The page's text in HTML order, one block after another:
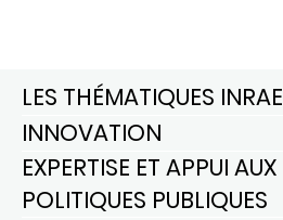
LES THÉMATIQUES INRAE
INNOVATION
EXPERTISE ET APPUI AUX
POLITIQUES PUBLIQUES